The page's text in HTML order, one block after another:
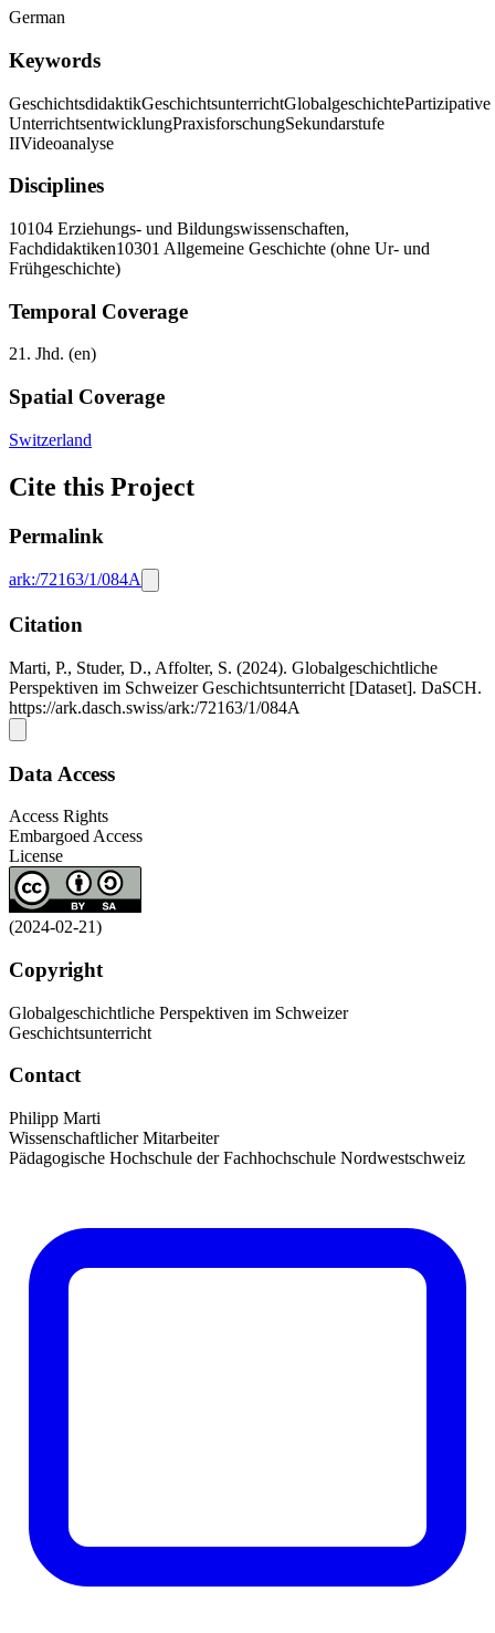
German
Keywords
GeschichtsdidaktikGeschichtsunterrichtGlobalgeschichtePartizipative
UnterrichtsentwicklungPraxisforschungSekundarstufe
IIVideoanalyse
Disciplines
10104 Erziehungs- und Bildungswissenschaften,
Fachdidaktiken10301 Allgemeine Geschichte (ohne Ur- und
Frühgeschichte)
Temporal Coverage
21. Jhd. (en)
Spatial Coverage
Switzerland
Cite this Project
Permalink
ark:/72163/1/084A
Citation
Marti, P., Studer, D., Affolter, S. (2024). Globalgeschichtliche
Perspektiven im Schweizer Geschichtsunterricht [Dataset]. DaSCH.
https://ark.dasch.swiss/ark:/72163/1/084A
Data Access
Access Rights
Embargoed Access
License
(2024-02-21)
Copyright
Globalgeschichtliche Perspektiven im Schweizer
Geschichtsunterricht
Contact
Philipp Marti
Wissenschaftlicher Mitarbeiter
Pädagogische Hochschule der Fachhochschule Nordwestschweiz